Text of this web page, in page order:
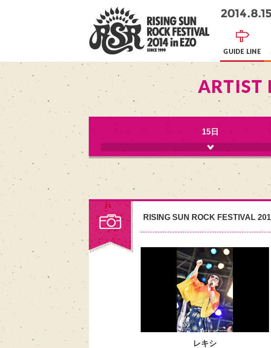
GUIDE LINE
ARTIST
15日
RISING SUN ROCK FESTIVAL
レキシ